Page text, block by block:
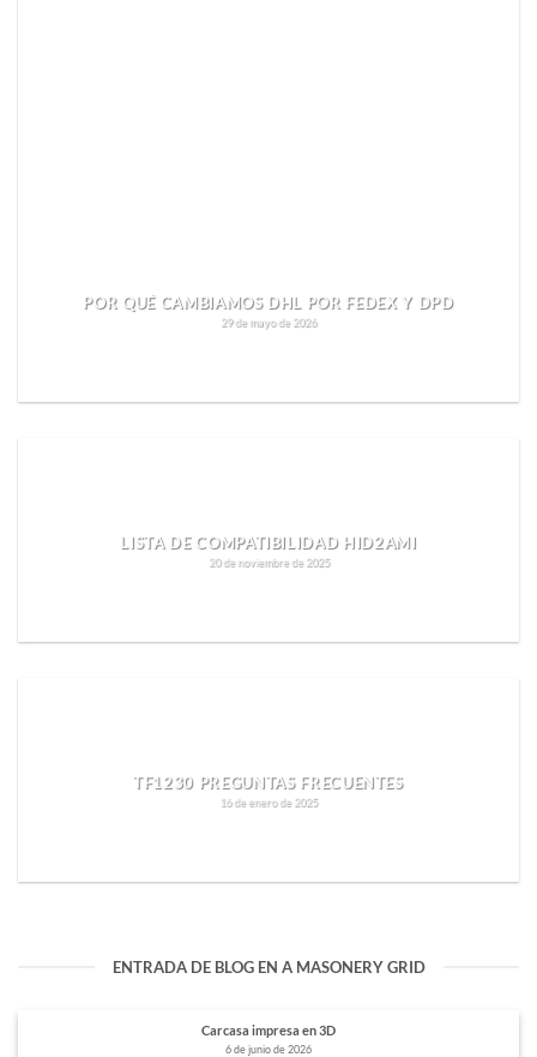
POR QUÉ CAMBIAMOS DHL POR FEDEX Y DPD
29 de mayo de 2026
LISTA DE COMPATIBILIDAD HID2AMI
20 de noviembre de 2025
TF1230 PREGUNTAS FRECUENTES
16 de enero de 2025
ENTRADA DE BLOG EN A MASONERY GRID
Carcasa impresa en 3D
6 de junio de 2026